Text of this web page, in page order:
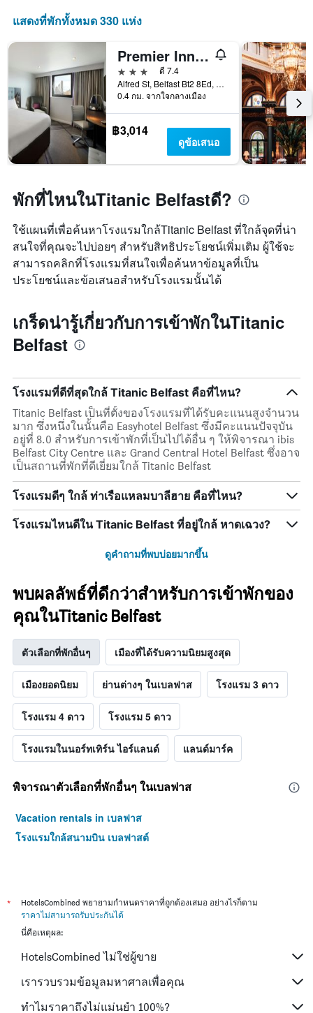
แสดงที่พักทั้งหมด 330 แห่ง
Premier Inn Belfast City Centre Alfred St
3 ดาว
ดี 7.4
Alfred St, Belfast Bt2 8Ed, Uk, เบลฟาส, สหราชอาณาจักร
0.4 กม. จากใจกลางเมือง
฿3,014
ดูข้อเสนอ
พักที่ไหนในTitanic Belfastดี?
ใช้แผนที่เพื่อค้นหาโรงแรมใกล้Titanic Belfast ที่ใกล้จุดที่น่า
สนใจที่คุณจะไปบ่อยๆ สำหรับสิทธิประโยชน์เพิ่มเติม ผู้ใช้จะ
สามารถคลิกที่โรงแรมที่สนใจเพื่อค้นหาข้อมูลที่เป็น
ประโยชน์และข้อเสนอสำหรับโรงแรมนั้นได้
เกร็ดน่ารู้เกี่ยวกับการเข้าพักในTitanic
Belfast
โรงแรมที่ดีที่สุดใกล้ Titanic Belfast คือที่ไหน?
Titanic Belfast เป็นที่ตั้งของโรงแรมที่ได้รับคะแนนสูงจำนวน
มาก ซึ่งหนึ่งในนั้นคือ Easyhotel Belfast ซึ่งมีคะแนนปัจจุบัน
อยู่ที่ 8.0 สำหรับการเข้าพักที่เป็นไปได้อื่น ๆ ให้พิจารณา ibis
Belfast City Centre และ Grand Central Hotel Belfast ซึ่งอาจ
เป็นสถานที่พักที่ดีเยี่ยมใกล้ Titanic Belfast
โรงแรมดีๆ ใกล้ ท่าเรือแหลมบาลีฮาย คือที่ไหน?
โรงแรมไหนดีใน Titanic Belfast ที่อยู่ใกล้ หาดเฉวง?
ดูคำถามที่พบบ่อยมากขึ้น
พบผลลัพธ์ที่ดีกว่าสำหรับการเข้าพักของ
คุณในTitanic Belfast
ตัวเลือกที่พักอื่นๆ เมืองที่ได้รับความนิยมสูงสุด
เมืองยอดนิยม ย่านต่างๆ ในเบลฟาส โรงแรม 3 ดาว
โรงแรม 4 ดาว โรงแรม 5 ดาว
โรงแรมในนอร์ทเทิร์น ไอร์แลนด์ แลนด์มาร์ค
พิจารณาตัวเลือกที่พักอื่นๆ ในเบลฟาส
Vacation rentals in เบลฟาส
โรงแรมใกล้สนามบิน เบลฟาสต์
*
HotelsCombined พยายามกำหนดราคาที่ถูกต้องเสมอ อย่างไรก็ตาม
ราคาไม่สามารถรับประกันได้
นี่คือเหตุผล:
HotelsCombined ไม่ใช่ผู้ขาย
เรารวบรวมข้อมูลมหาศาลเพื่อคุณ
ทำไมราคาถึงไม่แม่นยำ 100%?